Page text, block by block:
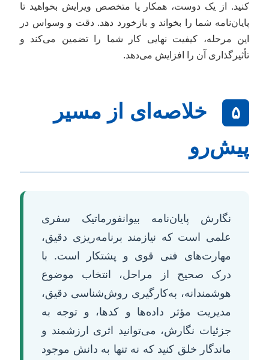
کنید. از یک دوست، همکار یا متخصص ویرایش بخواهید تا
پایان‌نامه شما را بخواند و بازخورد دهد. دقت و وسواس در
این مرحله، کیفیت نهایی کار شما را تضمین می‌کند و
تأثیرگذاری آن را افزایش می‌دهد.
۵
خلاصه‌ای از مسیر
پیش‌رو
نگارش پایان‌نامه بیوانفورماتیک سفری
علمی است که نیازمند برنامه‌ریزی دقیق،
مهارت‌های فنی قوی و پشتکار است. با
درک صحیح از مراحل، انتخاب موضوع
هوشمندانه، به‌کارگیری روش‌شناسی دقیق،
مدیریت مؤثر داده‌ها و کدها، و توجه به
جزئیات نگارش، می‌توانید اثری ارزشمند و
ماندگار خلق کنید که نه تنها به دانش موجود